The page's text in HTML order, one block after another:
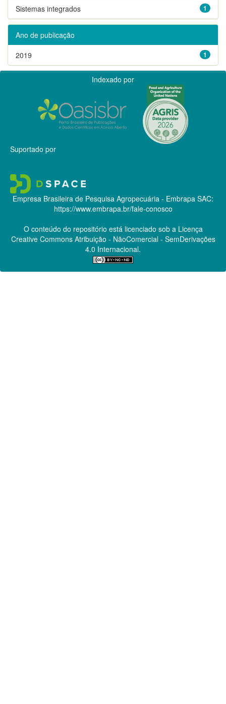
1
Sistemas integrados
Ano de publicação
1
2019
Indexado por
Suportado por
Empresa Brasileira de Pesquisa Agropecuária - Embrapa SAC:
https://www.embrapa.br/fale-conosco
O conteúdo do repositório está licenciado sob a Licença
Creative CommonsAtribuição - NãoComercial - SemDerivações
4.0 Internacional.